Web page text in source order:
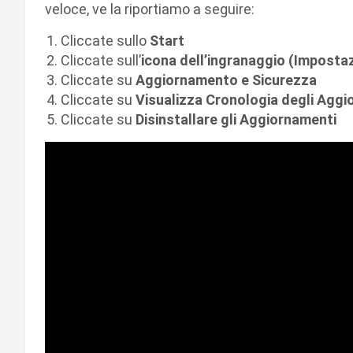
veloce, ve la riportiamo a seguire:
Cliccate sullo Start
Cliccate sull’icona dell’ingranaggio
Cliccate su Aggiornamento e Sicurezza
Cliccate su Visualizza Cronologia degli
Cliccate su Disinstallare gli Aggiornamenti